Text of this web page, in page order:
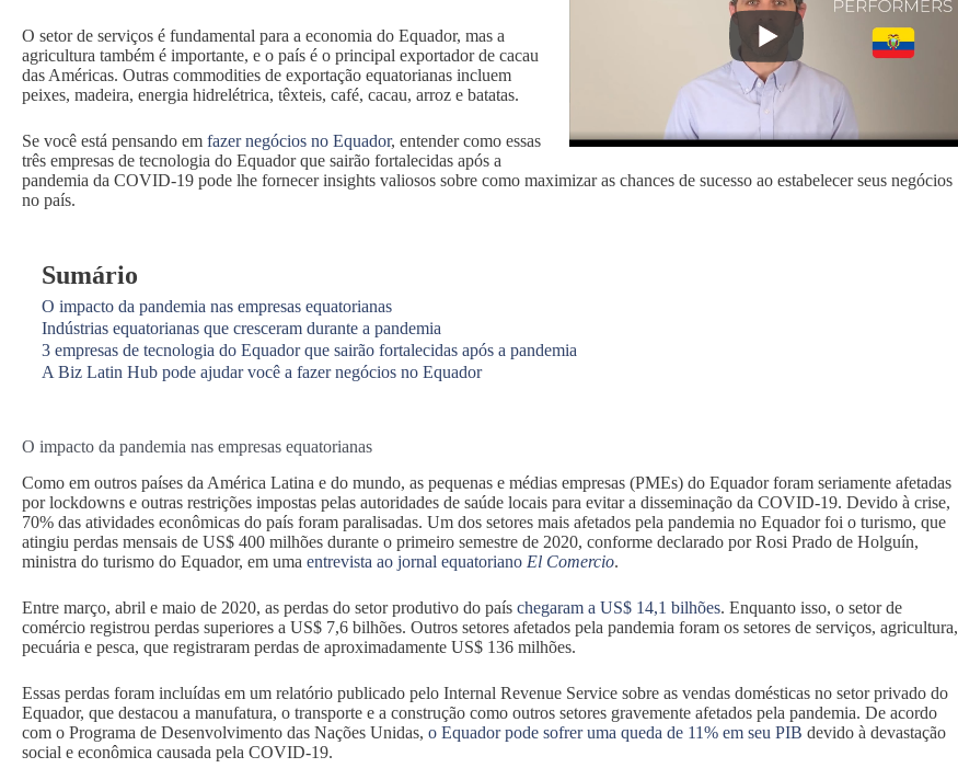
O setor de serviços é fundamental para a economia do Equador, mas a
agricultura também é importante, e o país é o principal exportador de cacau
das Américas. Outras commodities de exportação equatorianas incluem
peixes, madeira, energia hidrelétrica, têxteis, café, cacau, arroz e batatas.
Se você está pensando em fazer negócios no Equador, entender como essas
três empresas de tecnologia do Equador que sairão fortalecidas após a
pandemia da COVID-19 pode lhe fornecer insights valiosos sobre como maximizar as chances de sucesso ao estabelecer seus negócios
no país.
Sumário
O impacto da pandemia nas empresas equatorianas
Indústrias equatorianas que cresceram durante a pandemia
3 empresas de tecnologia do Equador que sairão fortalecidas após a pandemia
A Biz Latin Hub pode ajudar você a fazer negócios no Equador
O impacto da pandemia nas empresas equatorianas
Como em outros países da América Latina e do mundo, as pequenas e médias empresas (PMEs) do Equador foram seriamente afetadas
por lockdowns e outras restrições impostas pelas autoridades de saúde locais para evitar a disseminação da COVID-19. Devido à crise,
70% das atividades econômicas do país foram paralisadas. Um dos setores mais afetados pela pandemia no Equador foi o turismo, que
atingiu perdas mensais de US$ 400 milhões durante o primeiro semestre de 2020, conforme declarado por Rosi Prado de Holguín,
ministra do turismo do Equador, em uma entrevista ao jornal equatoriano El Comercio.
Entre março, abril e maio de 2020, as perdas do setor produtivo do país chegaram a US$ 14,1 bilhões. Enquanto isso, o setor de
comércio registrou perdas superiores a US$ 7,6 bilhões. Outros setores afetados pela pandemia foram os setores de serviços, agricultura,
pecuária e pesca, que registraram perdas de aproximadamente US$ 136 milhões.
Essas perdas foram incluídas em um relatório publicado pelo Internal Revenue Service sobre as vendas domésticas no setor privado do
Equador, que destacou a manufatura, o transporte e a construção como outros setores gravemente afetados pela pandemia. De acordo
com o Programa de Desenvolvimento das Nações Unidas, o Equador pode sofrer uma queda de 11% em seu PIB devido à devastação
social e econômica causada pela COVID-19.